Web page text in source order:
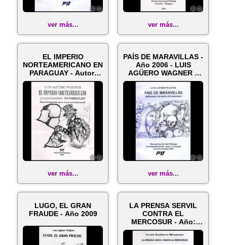
ver más... ver más...
EL IMPERIO
NORTEAMERICANO EN
PARAGUAY - Autor:
LUIS AGÜERO
WAGNER...
ver más...
PAÍS DE MARAVILLAS -
Año 2006 - LUIS
AGÜERO WAGNER y
JOEL FILÁRTI...
ver más...
LUGO, EL GRAN
FRAUDE - Año 2009
LA PRENSA SERVIL
CONTRA EL
MERCOSUR - Año:
2008